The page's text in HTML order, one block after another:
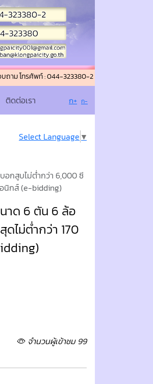
ท์ : 044-323380-2 โทรสาร (แฟกซ์) : 044-
ติดต่อเรา ก+ ก-
Select Language ▼
อกสูบไม่ต่ำกว่า 6,000 ซี
นิกส์ (e-bidding)
าด 6 ตัน 6 ล้อ
ไม่ต่ำกว่า 170
จำนวนผู้เข้าชม 99